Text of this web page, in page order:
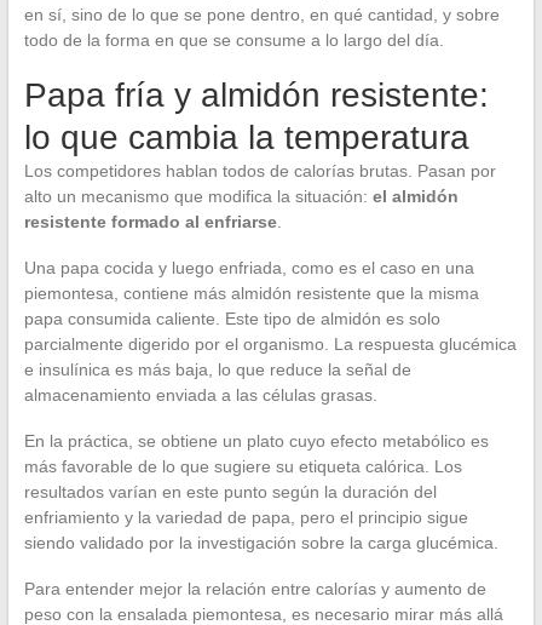
en sí, sino de lo que se pone dentro, en qué cantidad, y sobre
todo de la forma en que se consume a lo largo del día.
Papa fría y almidón resistente:
lo que cambia la temperatura
Los competidores hablan todos de calorías brutas. Pasan por
alto un mecanismo que modifica la situación: el almidón
resistente formado al enfriarse.
Una papa cocida y luego enfriada, como es el caso en una
piemontesa, contiene más almidón resistente que la misma
papa consumida caliente. Este tipo de almidón es solo
parcialmente digerido por el organismo. La respuesta glucémica
e insulínica es más baja, lo que reduce la señal de
almacenamiento enviada a las células grasas.
En la práctica, se obtiene un plato cuyo efecto metabólico es
más favorable de lo que sugiere su etiqueta calórica. Los
resultados varían en este punto según la duración del
enfriamiento y la variedad de papa, pero el principio sigue
siendo validado por la investigación sobre la carga glucémica.
Para entender mejor la relación entre calorías y aumento de
peso con la ensalada piemontesa, es necesario mirar más allá